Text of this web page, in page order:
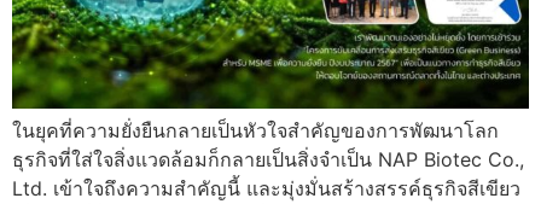
ในยุคที่ความยั่งยืนกลายเป็นหัวใจสำคัญของการพัฒนาโลก
ธุรกิจที่ใส่ใจสิ่งแวดล้อมก็กลายเป็นสิ่งจำเป็น NAP Biotec Co.,
Ltd. เข้าใจถึงความสำคัญนี้ และมุ่งมั่นสร้างสรรค์ธุรกิจสีเขียว